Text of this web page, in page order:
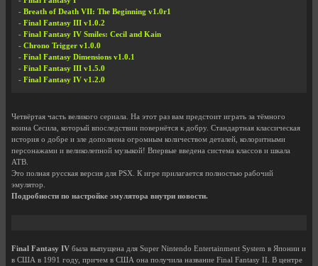
- Breath of Death VII: The Beginning v1.0r1
- Final Fantasy III v1.0.2
- Final Fantasy IV Smiles: Cecil and Kain
- Chrono Trigger v1.0.0
- Final Fantasy Dimensions v1.0.1
- Final Fantasy III v1.5.0
- Final Fantasy IV v1.2.0
Четвёртая часть великого сериала. На этот раз вам предстоит играть за тёмного
воина Сесила, который впоследствии повернётся к добру. Стандартная классическая
история о добре и зле дополнена огромным количеством деталей, колоритными
персонажами и великолепной музыкой! Впервые введена система классов и шкала
ATB.
Это полная русская версия для PSX. К игре прилагается полностью рабочий
эмулятор.
Подробности по настройке эмулятора внутри новости.
Final Fantasy IV была выпущена для Super Nintendo Entertainment System в Японии и
в США в 1991 году, причем в США она получила название Final Fantasy II. В центре